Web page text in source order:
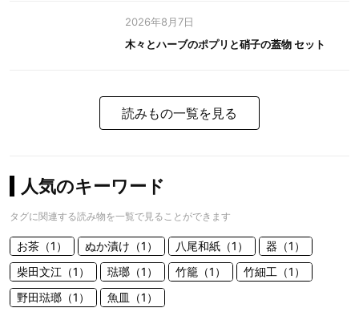
2026年8月7日
木々とハーブのポプリと硝子の蓋物 セット
読みもの一覧を見る
人気のキーワード
タグに関連する読み物を一覧で見ることができます
お茶（1） ぬか漬け（1） 八尾和紙（1）
器（1）
柴田文江（1）
琺瑯（1） 竹籠（1）
竹細工（1）
野田琺瑯（1）
魚皿（1）